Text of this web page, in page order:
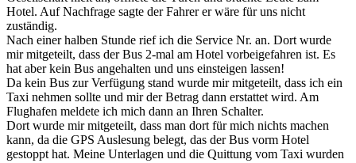
Hotel. Auf Nachfrage sagte der Fahrer er wäre für uns nicht
zuständig.
Nach einer halben Stunde rief ich die Service Nr. an. Dort wurde
mir mitgeteilt, dass der Bus 2-mal am Hotel vorbeigefahren ist. Es
hat aber kein Bus angehalten und uns einsteigen lassen!
Da kein Bus zur Verfügung stand wurde mir mitgeteilt, dass ich ein
Taxi nehmen sollte und mir der Betrag dann erstattet wird. Am
Flughafen meldete ich mich dann an Ihren Schalter.
Dort wurde mir mitgeteilt, dass man dort für mich nichts machen
kann, da die GPS Auslesung belegt, das der Bus vorm Hotel
gestoppt hat. Meine Unterlagen und die Quittung vom Taxi wurden